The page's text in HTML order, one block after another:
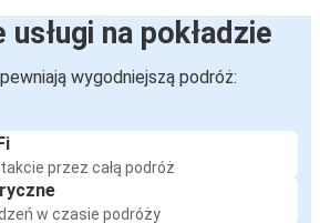
na pokładzie
wygodniejszą podróż:
przez całą podróż
w czasie podróży